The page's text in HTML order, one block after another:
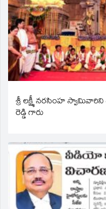
శ్రీ లక్ష్మీ నరసింహ స్వామివారిని
రెడ్డి గారు